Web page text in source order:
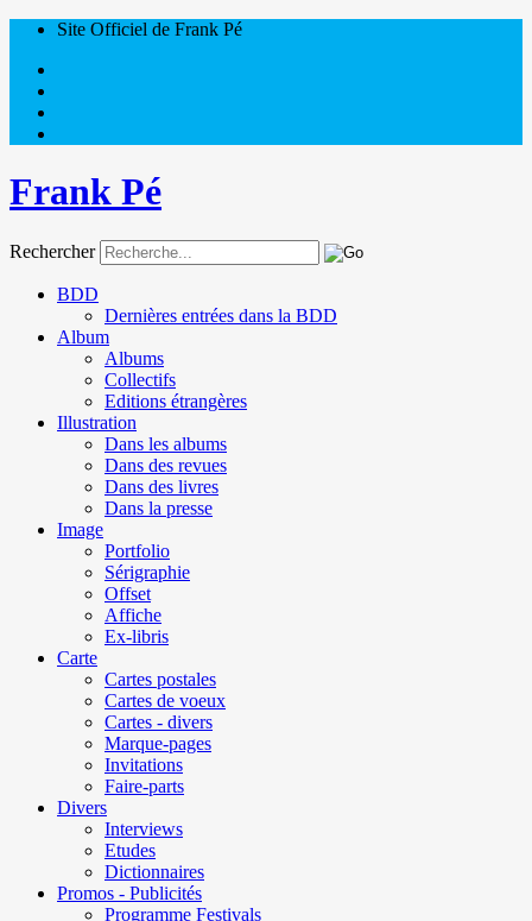
Site Officiel de Frank Pé
Frank Pé
Rechercher
BDD
Dernières entrées dans la BDD
Album
Albums
Collectifs
Editions étrangères
Illustration
Dans les albums
Dans des revues
Dans des livres
Dans la presse
Image
Portfolio
Sérigraphie
Offset
Affiche
Ex-libris
Carte
Cartes postales
Cartes de voeux
Cartes - divers
Marque-pages
Invitations
Faire-parts
Divers
Interviews
Etudes
Dictionnaires
Promos - Publicités
Programme Festivals